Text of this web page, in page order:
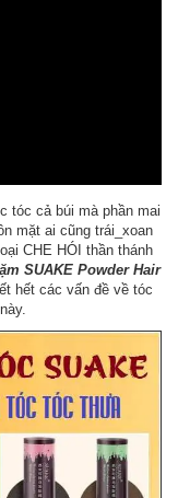
tóc cả búi mà phần mai
mặt ai cũng trái_xoan
CHE HÓI thần thánh
SUAKE Powder Hair
hết các vấn đề về tóc